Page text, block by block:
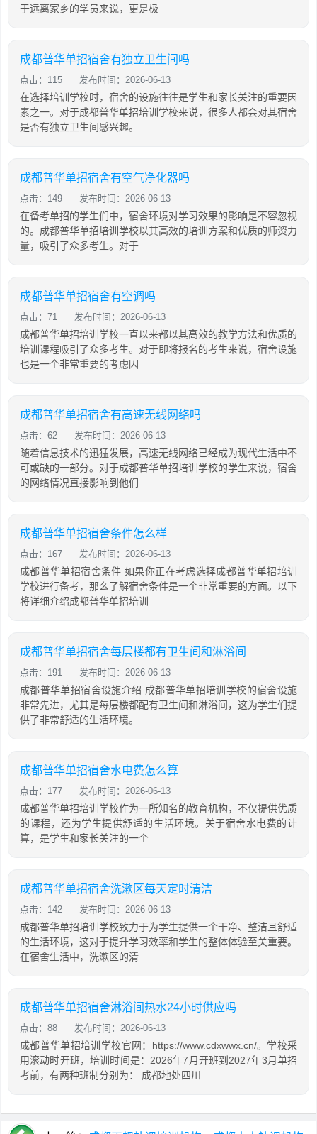
于远离家乡的学员来说，更是极
成都普华单招宿舍有独立卫生间吗
点击：115 发布时间：2026-06-13
在选择培训学校时，宿舍的设施往往是学生和家长关注的重要因
素之一。对于成都普华单招培训学校来说，很多人都会对其宿舍
是否有独立卫生间感兴趣。
成都普华单招宿舍有空气净化器吗
点击：149 发布时间：2026-06-13
在备考单招的学生们中，宿舍环境对学习效果的影响是不容忽视
的。成都普华单招培训学校以其高效的培训方案和优质的师资力
量，吸引了众多考生。对于
成都普华单招宿舍有空调吗
点击：71 发布时间：2026-06-13
成都普华单招培训学校一直以来都以其高效的教学方法和优质的
培训课程吸引了众多考生。对于即将报名的考生来说，宿舍设施
也是一个非常重要的考虑因
成都普华单招宿舍有高速无线网络吗
点击：62 发布时间：2026-06-13
随着信息技术的迅猛发展，高速无线网络已经成为现代生活中不
可或缺的一部分。对于成都普华单招培训学校的学生来说，宿舍
的网络情况直接影响到他们
成都普华单招宿舍条件怎么样
点击：167 发布时间：2026-06-13
成都普华单招宿舍条件 如果你正在考虑选择成都普华单招培训
学校进行备考，那么了解宿舍条件是一个非常重要的方面。以下
将详细介绍成都普华单招培训
成都普华单招宿舍每层楼都有卫生间和淋浴间
点击：191 发布时间：2026-06-13
成都普华单招宿舍设施介绍 成都普华单招培训学校的宿舍设施
非常先进，尤其是每层楼都配有卫生间和淋浴间，这为学生们提
供了非常舒适的生活环境。
成都普华单招宿舍水电费怎么算
点击：177 发布时间：2026-06-13
成都普华单招培训学校作为一所知名的教育机构，不仅提供优质
的课程，还为学生提供舒适的生活环境。关于宿舍水电费的计
算，是学生和家长关注的一个
成都普华单招宿舍洗漱区每天定时清洁
点击：142 发布时间：2026-06-13
成都普华单招培训学校致力于为学生提供一个干净、整洁且舒适
的生活环境，这对于提升学习效率和学生的整体体验至关重要。
在宿舍生活中，洗漱区的清
成都普华单招宿舍淋浴间热水24小时供应吗
点击：88 发布时间：2026-06-13
成都普华单招培训学校官网：https://www.cdxwwx.cn/。学校采
用滚动时开班，培训时间是：2026年7月开班到2027年3月单招
考前，有两种班制分别为： 成都地处四川